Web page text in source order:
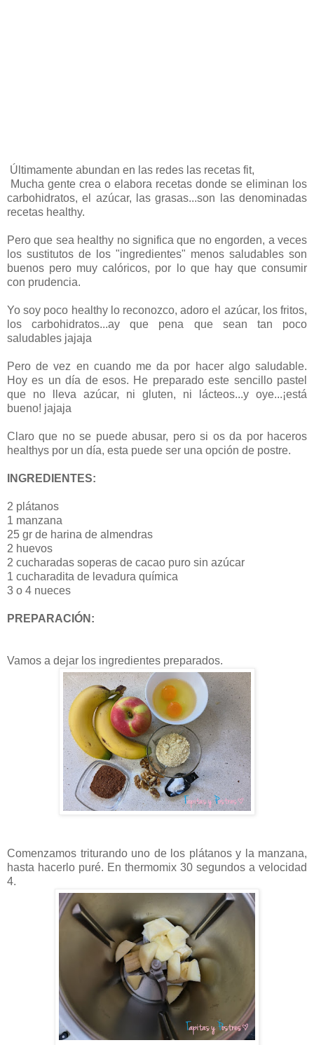
Últimamente abundan en las redes las recetas fit,
Mucha gente crea o elabora recetas donde se eliminan los
carbohidratos, el azúcar, las grasas...son las denominadas
recetas healthy.
Pero que sea healthy no significa que no engorden, a veces
los sustitutos de los "ingredientes" menos saludables son
buenos pero muy calóricos, por lo que hay que consumir
con prudencia.
Yo soy poco healthy lo reconozco, adoro el azúcar, los fritos,
los carbohidratos...ay que pena que sean tan poco
saludables jajaja
Pero de vez en cuando me da por hacer algo saludable.
Hoy es un día de esos. He preparado este sencillo pastel
que no lleva azúcar, ni gluten, ni lácteos...y oye...¡está
bueno! jajaja
Claro que no se puede abusar, pero si os da por haceros
healthys por un día, esta puede ser una opción de postre.
INGREDIENTES:
2 plátanos
1 manzana
25 gr de harina de almendras
2 huevos
2 cucharadas soperas de cacao puro sin azúcar
1 cucharadita de levadura química
3 o 4 nueces
PREPARACIÓN:
Vamos a dejar los ingredientes preparados.
Comenzamos triturando uno de los plátanos y la manzana,
hasta hacerlo puré. En thermomix 30 segundos a velocidad
4.